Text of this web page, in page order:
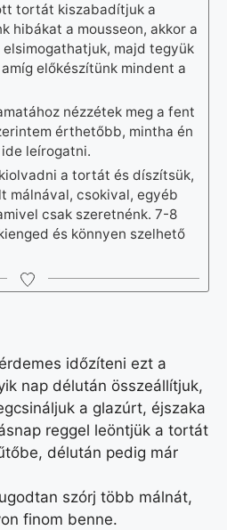
tortát kiszabadítjuk a
hibákat a mousseon, akkor a
elsimogathatjuk, majd tegyük
előkészítünk mindent a
nézzétek meg a fent
érthetőbb, mintha én
leírogatni.
a tortát és díszítsük,
málnával, csokival, egyéb
csak szeretnénk. 7-8
és könnyen szelhető
időzíteni ezt a
nap délután összeállítjuk,
a glazúrt, éjszaka
reggel leöntjük a tortát
délután pedig már
szórj több málnát,
finom benne.